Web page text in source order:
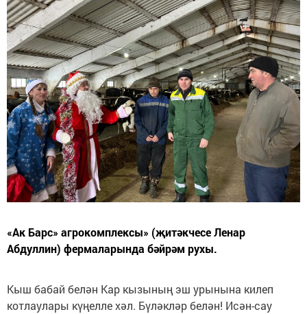
«Ак Барс» агрокомплексы» (җитәкчесе Ленар
Абдуллин) фермаларында бәйрәм рухы.
Кыш бабай белән Кар кызының эш урынына килеп
котлаулары күңелле хәл. Бүләкләр белән! Исән-сау